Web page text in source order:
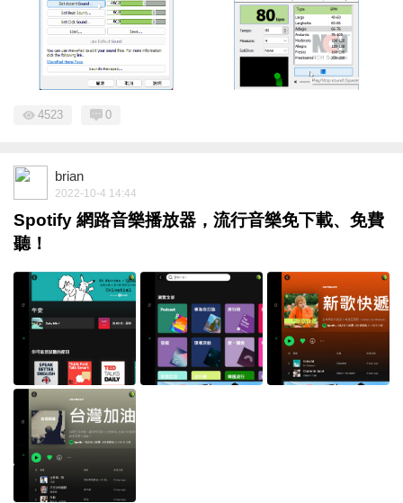
4523 0
brian
2022-10-4 14:44
Spotify 網路音樂播放器，流行音樂免下載、免費
聽！